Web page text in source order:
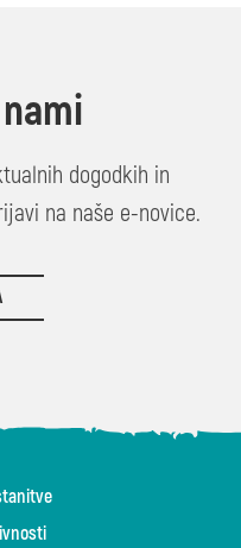
dogodkih in
na naše e-novice.